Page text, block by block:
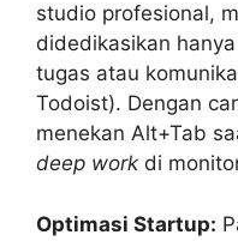
studio profesional,
didedikasikan
tugas atau
Todoist). Dengan
menekan Alt+Tab
deep work di
Optimasi Startup: